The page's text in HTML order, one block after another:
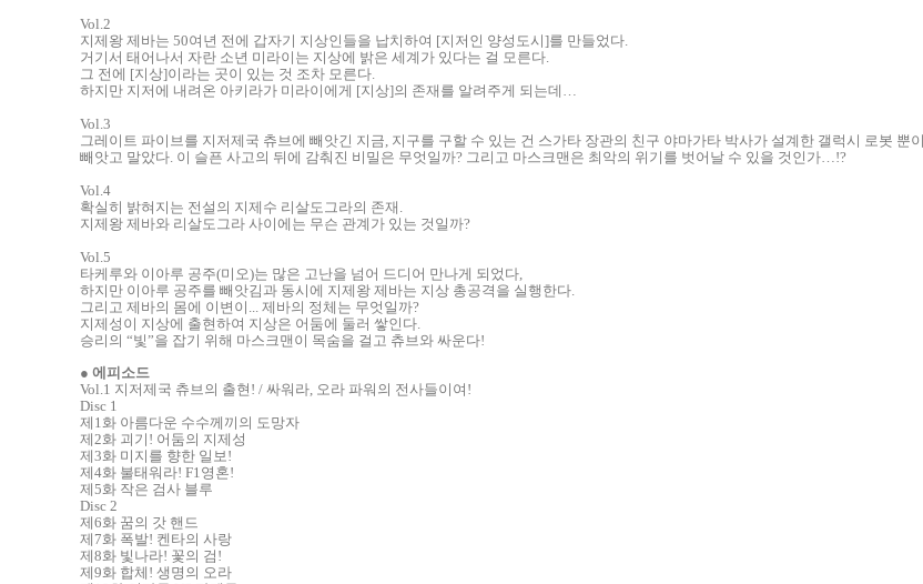
Vol.2
지제왕 제바는 50여년 전에 갑자기 지상인들을 납치하여 [지저인 양성도시]를 만들었다.
거기서 태어나서 자란 소년 미라이는 지상에 밝은 세계가 있다는 걸 모른다.
그 전에 [지상]이라는 곳이 있는 것 조차 모른다.
하지만 지저에 내려온 아키라가 미라이에게 [지상]의 존재를 알려주게 되는데…
Vol.3
그레이트 파이브를 지저제국 츄브에 빼앗긴 지금, 지구를 구할 수 있는 건 스가타 장관의 친구 야마가타 박사가 설계한 갤럭시 로봇
빼앗고 말았다. 이 슬픈 사고의 뒤에 감춰진 비밀은 무엇일까? 그리고 마스크맨은 최악의 위기를 벗어날 수 있을 것인가…!?
Vol.4
확실히 밝혀지는 전설의 지제수 리살도그라의 존재.
지제왕 제바와 리살도그라 사이에는 무슨 관계가 있는 것일까?
Vol.5
타케루와 이아루 공주(미오)는 많은 고난을 넘어 드디어 만나게 되었다,
하지만 이아루 공주를 빼앗김과 동시에 지제왕 제바는 지상 총공격을 실행한다.
그리고 제바의 몸에 이변이... 제바의 정체는 무엇일까?
지제성이 지상에 출현하여 지상은 어둠에 둘러 쌓인다.
승리의 “빛”을 잡기 위해 마스크맨이 목숨을 걸고 츄브와 싸운다!
● 에피소드
Vol.1 지저제국 츄브의 출현! / 싸워라, 오라 파워의 전사들이여!
Disc 1
제1화 아름다운 수수께끼의 도망자
제2화 괴기! 어둠의 지제성
제3화 미지를 향한 일보!
제4화 불태워라! F1영혼!
제5화 작은 검사 블루
Disc 2
제6화 꿈의 갓 핸드
제7화 폭발! 켄타의 사랑
제8화 빛나라! 꽃의 검!
제9화 합체! 생명의 오라